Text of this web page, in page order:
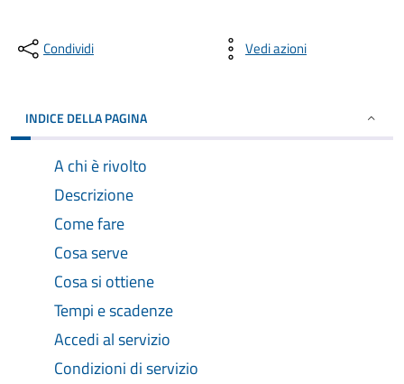
Condividi Vedi azioni
INDICE DELLA PAGINA
A chi è rivolto
Descrizione
Come fare
Cosa serve
Cosa si ottiene
Tempi e scadenze
Accedi al servizio
Condizioni di servizio